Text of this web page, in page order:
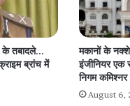
के तबादले…
ब्रांच में
मकानों के
इंजीनियर
निगम
August 6,